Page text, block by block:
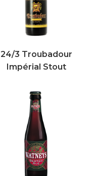
24/3 Troubadour
Impérial Stout